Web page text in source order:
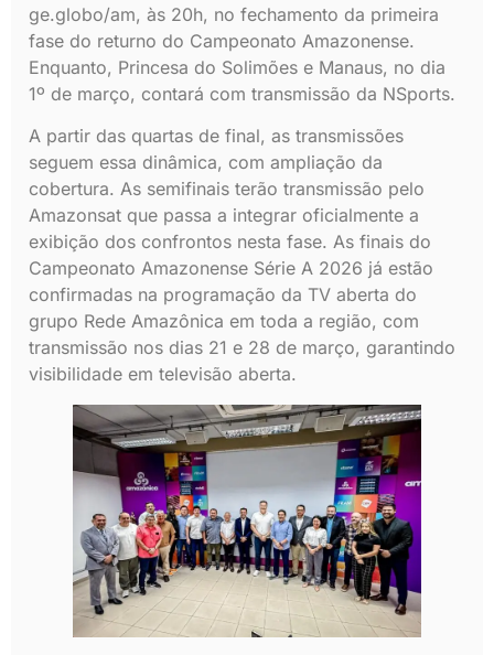
ge.globo/am, às 20h, no fechamento da primeira
fase do returno do Campeonato Amazonense.
Enquanto, Princesa do Solimões e Manaus, no dia
1º de março, contará com transmissão da NSports.
A partir das quartas de final, as transmissões
seguem essa dinâmica, com ampliação da
cobertura. As semifinais terão transmissão pelo
Amazonsat que passa a integrar oficialmente a
exibição dos confrontos nesta fase. As finais do
Campeonato Amazonense Série A 2026 já estão
confirmadas na programação da TV aberta do
grupo Rede Amazônica em toda a região, com
transmissão nos dias 21 e 28 de março, garantindo
visibilidade em televisão aberta.